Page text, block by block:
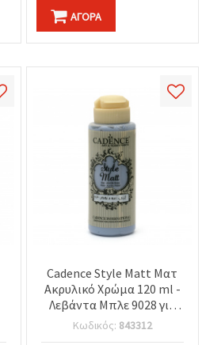
ΑΓΟΡΆ
Cadence Style Matt Ματ
Ακρυλικό Χρώμα 120 ml -
Λεβάντα Μπλε 9028 για
Τέχνη, Χειροτεχνίες & DIY
Κατασκευές
Κωδικός: 843312